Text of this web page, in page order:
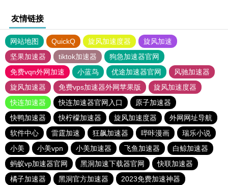
友情链接
网站地图 QuickQ 旋风加速度器
旋风加速
坚果加速器
tiktok加速器
狗急加速器官网
免费vqn外网加速
小蓝鸟 优途加速器官网
风驰加速器
旋风加速器
免费vps加速器外网苹果版
旋风加速度器
快连加速器
快连加速器官网入口
原子加速器
快鸭加速器
快柠檬加速器 旋风加速度器
外网网址导航
软件中心
雷霆加速 狂飙加速器 哔咔漫画
瑞乐小说
小美
小美vpn 小美加速器 飞鱼加速器
白鲸加速器
蚂蚁vp加速器官网
黑洞加速下载器官网
快联加速器
橘子加速器
黑洞官方加速器
2023免费加速神器